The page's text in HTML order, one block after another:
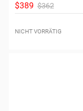
$389 $362
NICHT VORRÄTIG